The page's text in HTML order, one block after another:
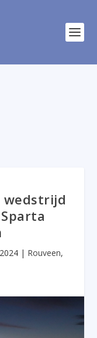
wedstrijd
| Rouveen,